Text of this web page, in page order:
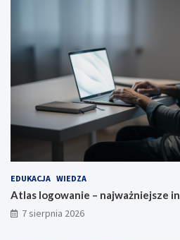
EDUKACJA WIEDZA
Atlas logowanie – najważniejsze
7 sierpnia 2026